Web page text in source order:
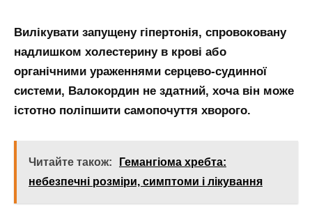
Вилікувати запущену гіпертонія, спровоковану
надлишком холестерину в крові або
органічними ураженнями серцево-судинної
системи, Валокордин не здатний, хоча він може
істотно поліпшити самопочуття хворого.
Читайте також:
Гемангіома хребта:
небезпечні розміри, симптоми і лікування